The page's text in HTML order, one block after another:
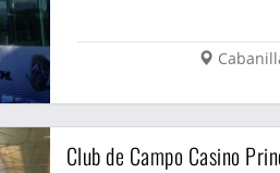
Club de Campo Casino